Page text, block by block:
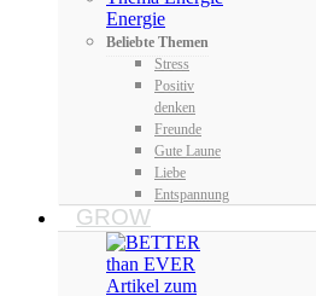
Energie
Beliebte Themen
Stress
Positiv
denken
Freunde
Gute Laune
Liebe
Entspannung
GROW